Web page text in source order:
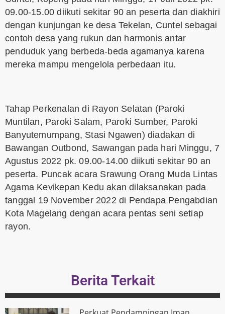
09.00-15.00 diikuti sekitar 90 an peserta dan diakhiri
dengan kunjungan ke desa Tekelan, Cuntel sebagai
contoh desa yang rukun dan harmonis antar
penduduk yang berbeda-beda agamanya karena
mereka mampu mengelola perbedaan itu.
Tahap Perkenalan di Rayon Selatan (Paroki
Muntilan, Paroki Salam, Paroki Sumber, Paroki
Banyutemumpang, Stasi Ngawen) diadakan di
Bawangan Outbond, Sawangan pada hari Minggu, 7
Agustus 2022 pk. 09.00-14.00 diikuti sekitar 90 an
peserta. Puncak acara Srawung Orang Muda Lintas
Agama Kevikepan Kedu akan dilaksanakan pada
tanggal 19 November 2022 di Pendapa Pengabdian
Kota Magelang dengan acara pentas seni setiap
rayon.
Berita Terkait